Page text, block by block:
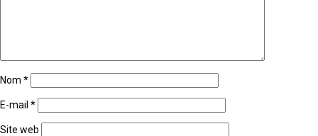
Nom *
E-mail *
Site web